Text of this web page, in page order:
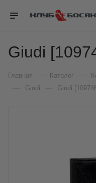
Giudi
Главная Каталог
Giudi Giudi